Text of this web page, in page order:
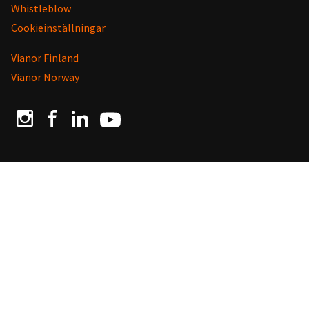
Whistleblow
Cookieinställningar
Vianor Finland
Vianor Norway